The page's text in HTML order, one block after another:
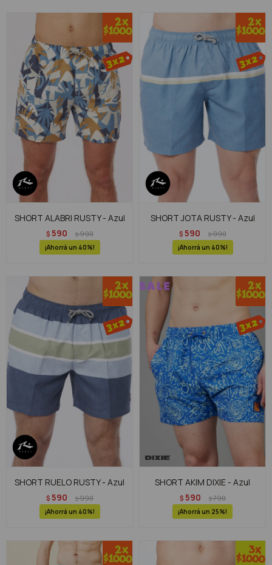
SHORT ALABRI RUSTY - Azul
$ 590 $990
40
SHORT JOTA RUSTY - Azul
$ 590 $990
40
SHORT RUELO RUSTY - Azul
$ 590 $990
40
SHORT AKIM DIXIE - Azul
$ 590 $790
25